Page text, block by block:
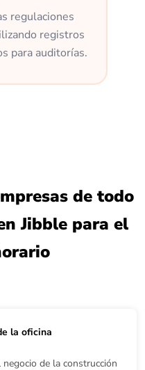
regulaciones
registros
para auditorías.
de todo
Jibble para el
la oficina
de la construcción